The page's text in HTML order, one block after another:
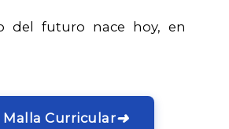
del futuro nace hoy, en
Malla Curricular➜